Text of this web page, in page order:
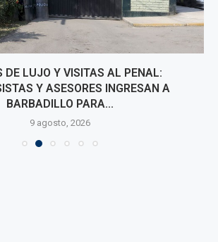
DE LUJO Y VISITAS AL PENAL:
Y ASESORES INGRESAN A
BARBADILLO PARA...
9 agosto, 2026